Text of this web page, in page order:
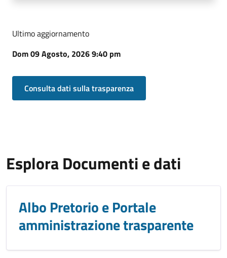
Ultimo aggiornamento
Dom 09 Agosto, 2026 9:40 pm
Consulta dati sulla trasparenza
Esplora Documenti e dati
Albo Pretorio e Portale
amministrazione trasparente